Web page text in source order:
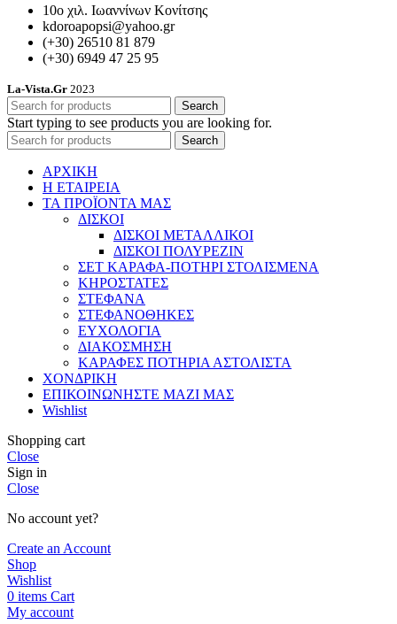
10ο χιλ. Ιωαννίνων Κονίτσης
kdoroapopsi@yahoo.gr
(+30) 26510 81 879
(+30) 6949 47 25 95
La-Vista.Gr 2023
Search
Start typing to see products you are looking for.
Search
ΑΡΧΙΚΗ
Η ΕΤΑΙΡΕΙΑ
ΤΑ ΠΡΟΪΟΝΤΑ ΜΑΣ
ΔΙΣΚΟΙ
ΔΙΣΚΟΙ ΜΕΤΑΛΛΙΚΟΙ
ΔΙΣΚΟΙ ΠΟΛΥΡΕΖΙΝ
ΣΕΤ ΚΑΡΑΦΑ-ΠΟΤΗΡΙ ΣΤΟΛΙΣΜΕΝΑ
ΚΗΡΟΣΤΑΤΕΣ
ΣΤΕΦΑΝΑ
ΣΤΕΦΑΝΟΘΗΚΕΣ
ΕΥΧΟΛΟΓΙΑ
ΔΙΑΚΟΣΜΗΣΗ
ΚΑΡΑΦΕΣ ΠΟΤΗΡΙΑ ΑΣΤΟΛΙΣΤΑ
ΧΟΝΔΡΙΚΗ
ΕΠΙΚΟΙΝΩΝΗΣΤΕ ΜΑΖΙ ΜΑΣ
Wishlist
Shopping cart
Close
Sign in
Close
No account yet?
Create an Account
Shop
Wishlist
0 items Cart
My account